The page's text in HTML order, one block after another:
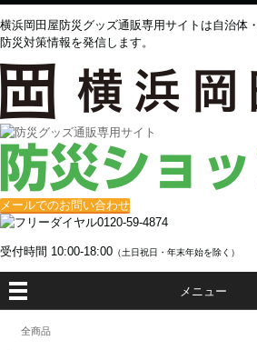
横浜岡田屋防災グッズ通販専用サイトは自治体
防災対策情報を発信します。
メールでのお問い合わせ
0120-59-4874
受付時間 10:00-18:00 （土日祝日・年末年始を除く）
メニュー
全商品